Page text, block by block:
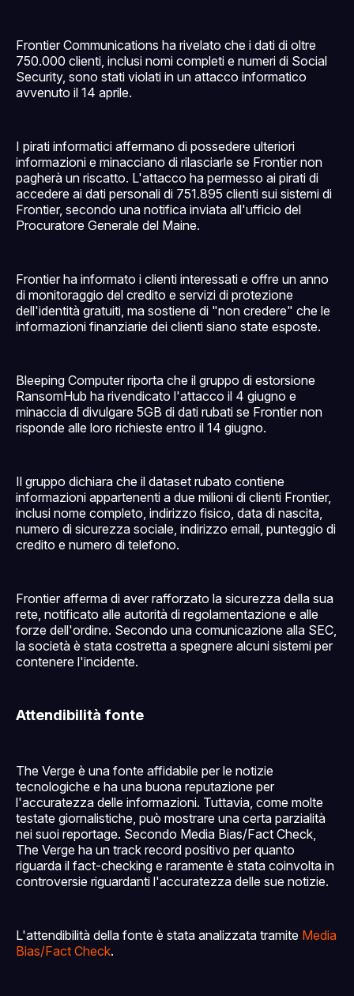
Frontier Communications ha rivelato che i dati di oltre
750.000 clienti, inclusi nomi completi e numeri di Social
Security, sono stati violati in un attacco informatico
avvenuto il 14 aprile.
I pirati informatici affermano di possedere ulteriori
informazioni e minacciano di rilasciarle se Frontier non
pagherà un riscatto. L'attacco ha permesso ai pirati di
accedere ai dati personali di 751.895 clienti sui sistemi di
Frontier, secondo una notifica inviata all'ufficio del
Procuratore Generale del Maine.
Frontier ha informato i clienti interessati e offre un anno
di monitoraggio del credito e servizi di protezione
dell'identità gratuiti, ma sostiene di "non credere" che le
informazioni finanziarie dei clienti siano state esposte.
Bleeping Computer riporta che il gruppo di estorsione
RansomHub ha rivendicato l'attacco il 4 giugno e
minaccia di divulgare 5GB di dati rubati se Frontier non
risponde alle loro richieste entro il 14 giugno.
Il gruppo dichiara che il dataset rubato contiene
informazioni appartenenti a due milioni di clienti Frontier,
inclusi nome completo, indirizzo fisico, data di nascita,
numero di sicurezza sociale, indirizzo email, punteggio di
credito e numero di telefono.
Frontier afferma di aver rafforzato la sicurezza della sua
rete, notificato alle autorità di regolamentazione e alle
forze dell'ordine. Secondo una comunicazione alla SEC,
la società è stata costretta a spegnere alcuni sistemi per
contenere l'incidente.
Attendibilità fonte
The Verge è una fonte affidabile per le notizie
tecnologiche e ha una buona reputazione per
l'accuratezza delle informazioni. Tuttavia, come molte
testate giornalistiche, può mostrare una certa parzialità
nei suoi reportage. Secondo Media Bias/Fact Check,
The Verge ha un track record positivo per quanto
riguarda il fact-checking e raramente è stata coinvolta in
controversie riguardanti l'accuratezza delle sue notizie.
L'attendibilità della fonte è stata analizzata tramite Media
Bias/Fact Check.